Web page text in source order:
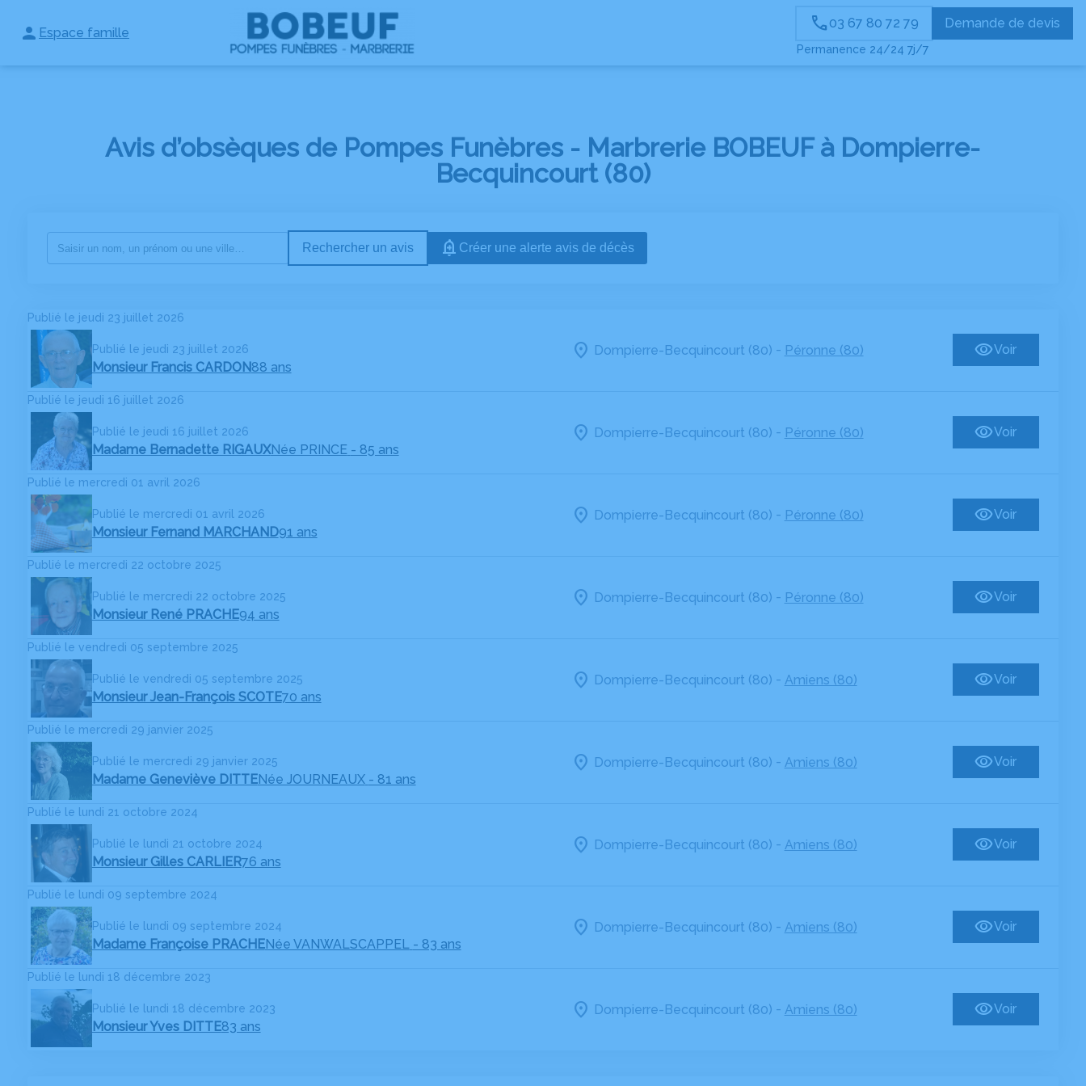
Espace famille
Permanence 24/24 7j/7
03 67 80 72 79 Demande de devis
NOS SERVICES NOTRE AGENCE ESPACES HOMMAGES
Avis d’obsèques de Pompes Funèbres - Marbrerie BOBEUF à Dompierre-
Becquincourt (80)
Rechercher un avis Créer une alerte avis de décès
Publié le jeudi 23 juillet 2026
Publié le jeudi 23 juillet 2026
Monsieur Francis CARDON88 ans
Dompierre-Becquincourt (80) - Péronne (80) Voir
Publié le jeudi 16 juillet 2026
Publié le jeudi 16 juillet 2026
Madame Bernadette RIGAUXNée PRINCE - 85 ans
Dompierre-Becquincourt (80) - Péronne (80) Voir
Publié le mercredi 01 avril 2026
Publié le mercredi 01 avril 2026
Monsieur Fernand MARCHAND91 ans
Dompierre-Becquincourt (80) - Péronne (80) Voir
Publié le mercredi 22 octobre 2025
Publié le mercredi 22 octobre 2025
Monsieur René PRACHE94 ans
Dompierre-Becquincourt (80) - Péronne (80) Voir
Publié le vendredi 05 septembre 2025
Publié le vendredi 05 septembre 2025
Monsieur Jean-François SCOTE70 ans
Dompierre-Becquincourt (80) - Amiens (80) Voir
Publié le mercredi 29 janvier 2025
Publié le mercredi 29 janvier 2025
Madame Geneviève DITTENée JOURNEAUX - 81 ans
Dompierre-Becquincourt (80) - Amiens (80) Voir
Publié le lundi 21 octobre 2024
Publié le lundi 21 octobre 2024
Monsieur Gilles CARLIER76 ans
Dompierre-Becquincourt (80) - Amiens (80) Voir
Publié le lundi 09 septembre 2024
Publié le lundi 09 septembre 2024
Madame Françoise PRACHENée VANWALSCAPPEL - 83 ans
Dompierre-Becquincourt (80) - Amiens (80) Voir
Publié le lundi 18 décembre 2023
Publié le lundi 18 décembre 2023
Monsieur Yves DITTE83 ans
Dompierre-Becquincourt (80) - Amiens (80) Voir